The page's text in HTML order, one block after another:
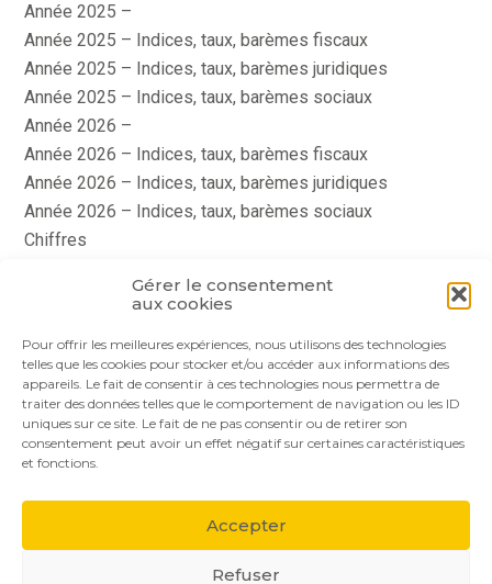
Gérer le consentement
aux cookies
Pour offrir les meilleures expériences, nous utilisons des technologies
telles que les cookies pour stocker et/ou accéder aux informations des
appareils. Le fait de consentir à ces technologies nous permettra de
traiter des données telles que le comportement de navigation ou les ID
uniques sur ce site. Le fait de ne pas consentir ou de retirer son
consentement peut avoir un effet négatif sur certaines caractéristiques
et fonctions.
Accepter
Refuser
Année 2025 –
Année 2025 – Indices, taux, barèmes fiscaux
Année 2025 – Indices, taux, barèmes juridiques
Année 2025 – Indices, taux, barèmes sociaux
Année 2026 –
Année 2026 – Indices, taux, barèmes fiscaux
Année 2026 – Indices, taux, barèmes juridiques
Année 2026 – Indices, taux, barèmes sociaux
Chiffres
Le coin du dirigeant
Footer